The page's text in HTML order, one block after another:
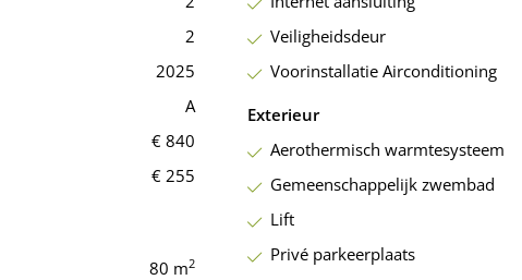
van de voordeur. Binnen 30 minuten autorijden bereikt u tal van
in de omgeving. Denk bijvoorbeeld aan het Roda Golf Resort in San
2
2025
A
€ 840
€ 255
80 m2
Veiligheidsdeur
Voorinstallatie Airconditioning
Exterieur
Aerothermisch warmtesysteem
Gemeenschappelijk zwembad
Lift
Privé parkeerplaats